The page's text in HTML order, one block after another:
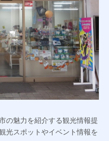
の魅力を紹介する観光情報提
光スポットやイベント情報を